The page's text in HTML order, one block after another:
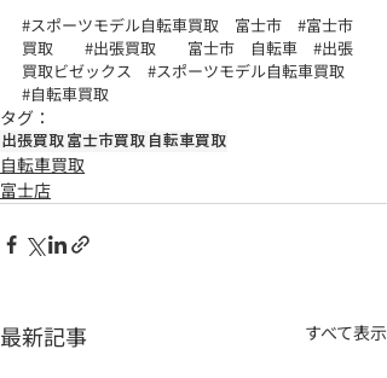
#スポーツモデル自転車買取 富士市 #富士市
買取
#出張買取 富士市　自転車 #出張
買取ビゼックス
#スポーツモデル自転車買取
#自転車買取
タグ：
出張買取 富士市買取 自転車買取
自転車買取
富士店
最新記事 すべて表示